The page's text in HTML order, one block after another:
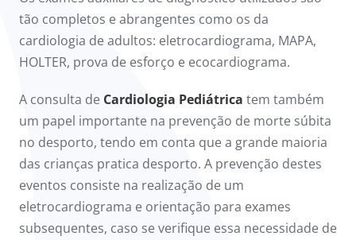
a nós
tão completos e abrangentes como os da
cardiologia de adultos: eletrocardiograma, MAPA,
HOLTER, prova de esforço e ecocardiograma.
A consulta de Cardiologia Pediátrica tem também
um papel importante na prevenção de morte súbita
no desporto, tendo em conta que a grande maioria
das crianças pratica desporto. A prevenção destes
eventos consiste na realização de um
eletrocardiograma e orientação para exames
subsequentes, caso se verifique essa necessidade de